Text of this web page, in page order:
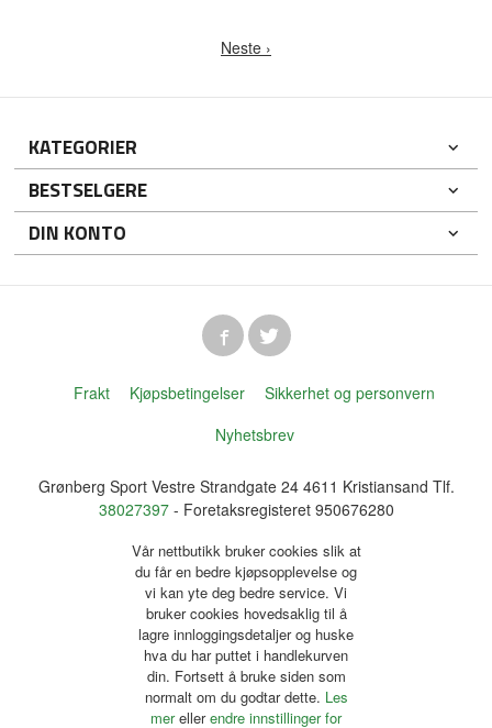
Neste ›
KATEGORIER
BESTSELGERE
DIN KONTO
Frakt Kjøpsbetingelser
Sikkerhet og personvern
Nyhetsbrev
Grønberg Sport Vestre Strandgate 24 4611 Kristiansand Tlf.
38027397- Foretaksregisteret 950676280
Vår nettbutikk bruker cookies slik at
du får en bedre kjøpsopplevelse og
vi kan yte deg bedre service. Vi
bruker cookies hovedsaklig til å
lagre innloggingsdetaljer og huske
hva du har puttet i handlekurven
din. Fortsett å bruke siden som
normalt om du godtar dette. Les
merellerendre innstillinger for